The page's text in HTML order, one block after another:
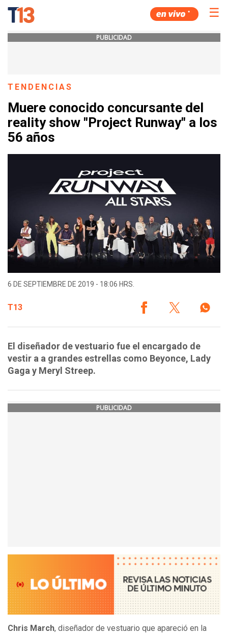
☰
PUBLICIDAD
TENDENCIAS
Muere conocido concursante del
reality show "Project Runway" a los
56 años
6 DE SEPTIEMBRE DE 2019 - 18:06 HRS.
T13
El diseñador de vestuario fue el encargado de
vestir a a grandes estrellas como Beyonce, Lady
Gaga y Meryl Streep.
PUBLICIDAD
Chris March, diseñador de vestuario que apareció en la